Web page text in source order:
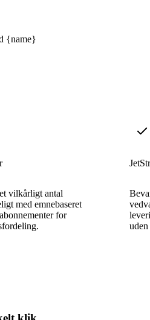
vilkårligt antal
med emnebaseret
for